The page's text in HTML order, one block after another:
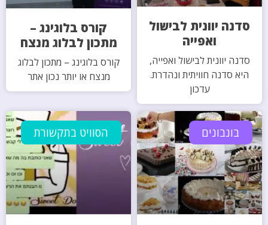
סדנה יוונית לבישול
ואפייה
סדנה יוונית לבישול ואפייה,
היא סדנה חוויתית ונהדרת.
עדכון
קורס בלוגינג –
מתכון לבלוג מנצח
קורס בלוגינג – מתכון לבלוג
מנצח או יותר נכון אתר
בונבונים הסוויט בתקשורת